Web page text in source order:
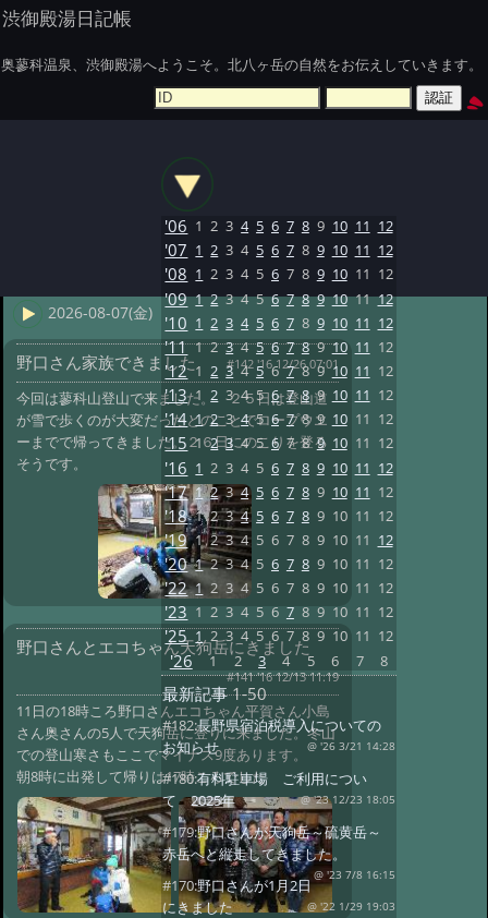
渋御殿湯日記帳
奥蓼科温泉、渋御殿湯へようこそ。北八ヶ岳の自然をお伝えしていきます。
2026-08-07(金)
野口さん家族できました #142 '16 12/26 07:01
今回は蓼科山登山で来ました。 ２５日は登山道
が雪で歩くのが大変だったとのことでロープウエ
ーまでで帰ってきました。２６日にのこりを登る
そうです。
野口さんとエコちゃん天狗岳にきました
#141 '16 12/13 11:19
11日の18時ころ野口さんエコちゃん平賀さん小島
さん奥さんの5人で天狗岳に登りに来ました。冬山
での登山寒さもここでマイナス9度あります。
朝8時に出発して帰りは17時ころでした
'06 1 2 3 4 5 6 7 8 9 10 11 12
'07 1 2 3 4 5 6 7 8 9 10 11 12
'08 1 2 3 4 5 6 7 8 9 10 11 12
'09 1 2 3 4 5 6 7 8 9 10 11 12
'10 1 2 3 4 5 6 7 8 9 10 11 12
'11 1 2 3 4 5 6 7 8 9 10 11 12
'12 1 2 3 4 5 6 7 8 9 10 11 12
'13 1 2 3 4 5 6 7 8 9 10 11 12
'14 1 2 3 4 5 6 7 8 9 10 11 12
'15 1 2 3 4 5 6 7 8 9 10 11 12
'16 1 2 3 4 5 6 7 8 9 10 11 12
'17 1 2 3 4 5 6 7 8 9 10 11 12
'18 1 2 3 4 5 6 7 8 9 10 11 12
'19 1 2 3 4 5 6 7 8 9 10 11 12
'20 1 2 3 4 5 6 7 8 9 10 11 12
'22 1 2 3 4 5 6 7 8 9 10 11 12
'23 1 2 3 4 5 6 7 8 9 10 11 12
'25 1 2 3 4 5 6 7 8 9 10 11 12
'26 1 2 3 4 5 6 7 8
最新記事1-50
#182:長野県宿泊税導入についての
お知らせ
@ '26 3/21 14:28
#180:有料駐車場 ご利用につい
て 2025年
@ '23 12/23 18:05
#179:野口さんが天狗岳～硫黄岳～
赤岳へと縦走してきました。
@ '23 7/8 16:15
#170:野口さんが1月2日
にきました
@ '22 1/29 19:03